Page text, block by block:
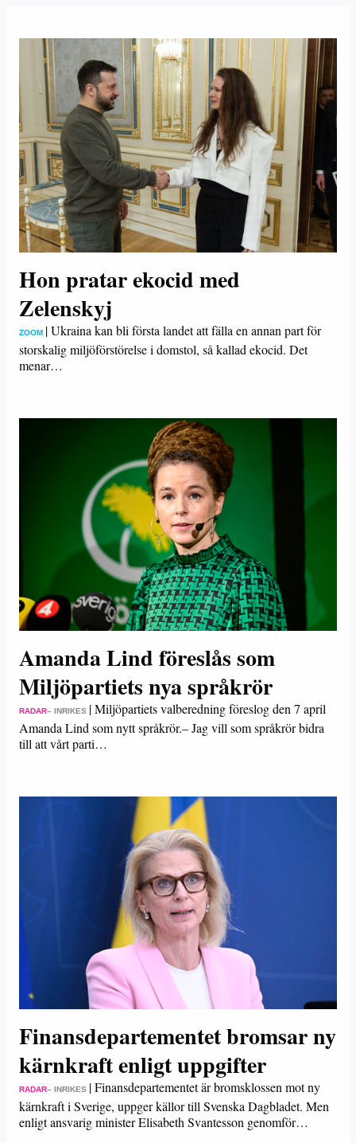
Hon pratar ekocid med
Zelenskyj
ZOOM |Ukraina kan bli första landet att fälla en annan part för
storskalig miljöförstörelse i domstol, så kallad ekocid. Det
menar…
Amanda Lind föreslås som
Miljöpartiets nya språkrör
RADAR– INRIKES |Miljöpartiets valberedning föreslog den 7 april
Amanda Lind som nytt språkrör.– Jag vill som språkrör bidra
till att vårt parti…
Finansdepartementet bromsar ny
kärnkraft enligt uppgifter
RADAR– INRIKES |Finansdepartementet är bromsklossen mot ny
kärnkraft i Sverige, uppger källor till Svenska Dagbladet. Men
enligt ansvarig minister Elisabeth Svantesson genomför…